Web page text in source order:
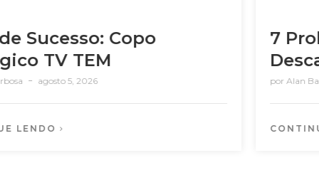
7 Problemas dos Copos
Descartáveis nas Empresas
por Alan Barbosa
CONTINUE LENDO